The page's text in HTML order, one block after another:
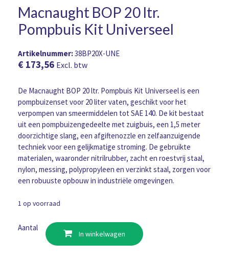
Macnaught BOP 20 ltr.
Pompbuis Kit Universeel
Artikelnummer:38BP20X-UNE
€ 173,56 Excl. btw
De Macnaught BOP 20 ltr. Pompbuis Kit Universeel is een
pompbuizenset voor 20 liter vaten, geschikt voor het
verpompen van smeermiddelen tot SAE 140. De kit bestaat
uit een pompbuizengedeelte met zuigbuis, een 1,5 meter
doorzichtige slang, een afgiftenozzle en zelfaanzuigende
techniek voor een gelijkmatige stroming. De gebruikte
materialen, waaronder nitrilrubber, zacht en roestvrij staal,
nylon, messing, polypropyleen en verzinkt staal, zorgen voor
een robuuste opbouw in industriële omgevingen.
1 op voorraad
Aantal
Macnaught
BOP
20
In winkelwagen